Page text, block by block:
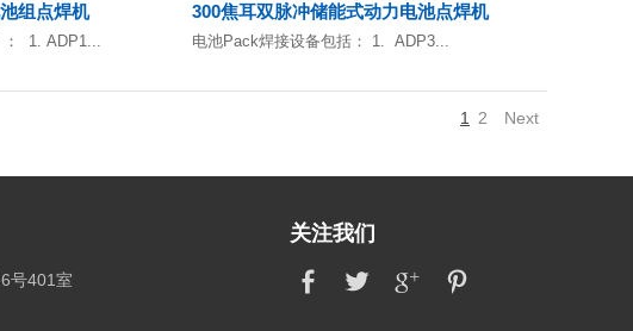
组点焊机
： 1. ADP1...
300焦耳双脉冲储能式动力电池点焊机
电池Pack焊接设备包括： 1. ADP3...
1 2 Next
号401室
关注我们